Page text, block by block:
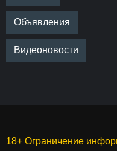
Объявления
Видеоновости
18+ Ограничение